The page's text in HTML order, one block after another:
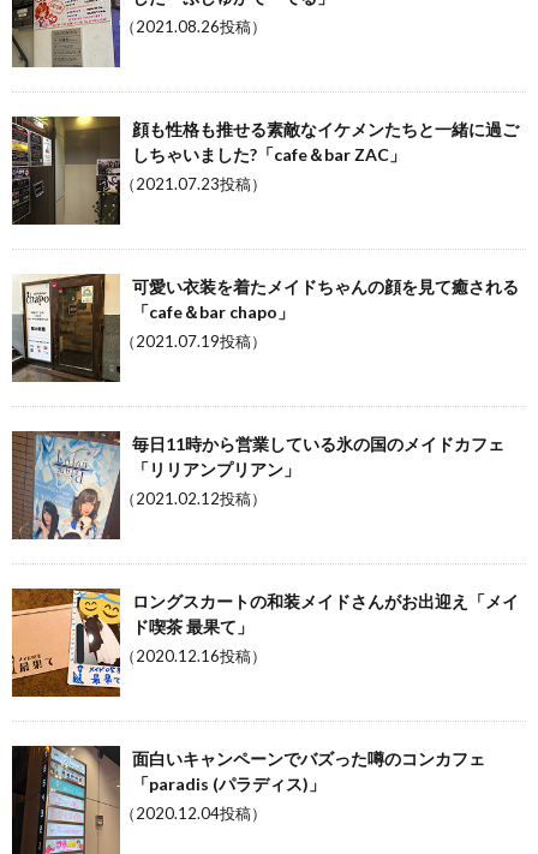
（2021.08.26投稿）
顔も性格も推せる素敵なイケメンたちと一緒に過ご
しちゃいました?「cafe＆bar ZAC」
（2021.07.23投稿）
可愛い衣装を着たメイドちゃんの顔を見て癒される
「cafe＆bar chapo」
（2021.07.19投稿）
毎日11時から営業している氷の国のメイドカフェ
「リリアンプリアン」
（2021.02.12投稿）
ロングスカートの和装メイドさんがお出迎え「メイ
ド喫茶 最果て」
（2020.12.16投稿）
面白いキャンペーンでバズった噂のコンカフェ
「paradis (パラディス)」
（2020.12.04投稿）